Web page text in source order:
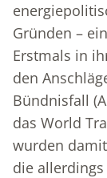
Gründen –
Erstmals in
den
Bündnisfall
das World
wurden
die